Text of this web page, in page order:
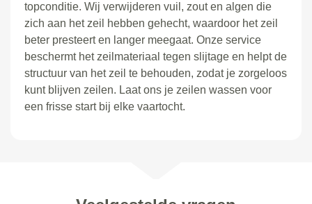
topconditie. Wij verwijderen vuil, zout en algen die
zich aan het zeil hebben gehecht, waardoor het zeil
beter presteert en langer meegaat. Onze service
beschermt het zeilmateriaal tegen slijtage en helpt de
structuur van het zeil te behouden, zodat je zorgeloos
kunt blijven zeilen. Laat ons je zeilen wassen voor
een frisse start bij elke vaartocht.